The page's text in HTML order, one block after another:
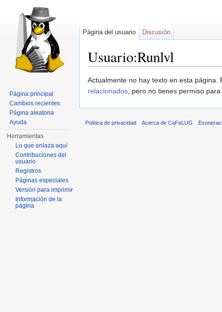
Usuario:Runlvl
Actualmente no hay texto en esta página.
relacionados, pero no tienes permiso
Página del usuario Discusión
Página principal
Cambios recientes
Página aleatoria
Ayuda
Herramientas
Lo que enlaza aquí
Contribuciones del
usuario
Registros
Páginas especiales
Versión para imprimir
Información de la
página
Política de privacidad Acerca de CaFeLUG